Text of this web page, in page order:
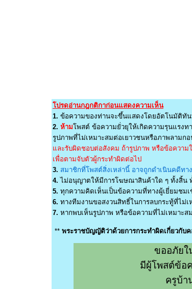
โปรดอ่านกฎกติกาก่อนแสดงความเห็น
1. ข้อความของท่านจะขึ้นแสดงโดยอัตโนมัติทั
2. ห้ามโพสต์ ข้อความยั่วยุให้เกิดความรุนแรงท
รูปภาพที่ไม่เหมาะสมต่อเยาวชนหรือภาพลามก
และรับผิดชอบต่อสังคม ถ้ารูปภาพ หรือข้อความ
เพื่อตามจับตัวผู้กระทำผิดต่อไป
3. สมาชิกที่โพสต์สิ่งเหล่านี้ อาจถูกดำเนินคดีทา
4. ไม่อนุญาตให้มีการโฆษณาสินค้าใด ๆ ทั้งสิ้น
5. ทุกความคิดเห็นเป็นข้อความที่ทางผู้เยี่ยมชมเ
6. ทางทีมงานขอสงวนสิทธิ์ในการลบกระทู้ที่ไม่
7. หากพบเห็นรูปภาพ หรือข้อความที่ไม่เหมาะส
** พระราชบัญญัติว่าด้วยการกระทำผิดเกี่ยวกับ
ขออภัยใ
มีผู้โพสต์ข้อ
ครูบ้า